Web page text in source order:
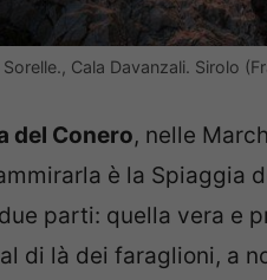
Sorelle., Cala Davanzali. Sirolo
del Conero, nelle
è la Spiaggia
parti: quella vera e
di là dei faraglioni, a